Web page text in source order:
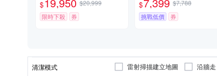
長續航滾筒洗地機器人
(32路增壓滾筒洗地/3萬
$
$20,999
限時下殺
券
能基站/毛髮不纏繞/靜音
清潔）
$
$7,788
挑戰低價
券
清潔模式 雷射掃描建立地圖 沿牆走